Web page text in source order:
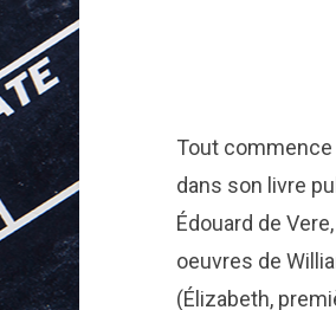
Tout commence
dans son livre
Édouard de
oeuvres de
(Élizabeth,